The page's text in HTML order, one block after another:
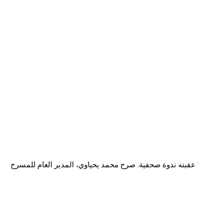
بن قطاف” عقبته ندوة صحفية. صرح محمد يحياوي، المدير العام للمسرح